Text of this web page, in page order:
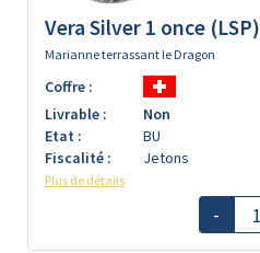
Vera Silver 1 once (LSP)
Marianne terrassant le Dragon
Coffre :
Livrable :
Non
Etat :
BU
Fiscalité :
Jetons
Plus de détails
-